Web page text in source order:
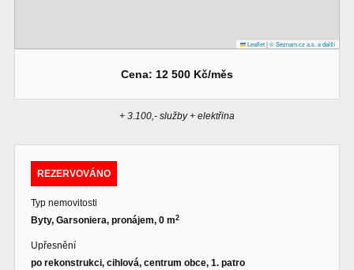
Leaflet|© Seznam.cz a.s. a další
Cena: 12 500 Kč/měs
+ 3.100,- služby + elektřina
REZERVOVÁNO
Typ nemovitosti
Byty, Garsoniera, pronájem, 0 m2
Upřesnění
po rekonstrukci, cihlová, centrum obce, 1. patro